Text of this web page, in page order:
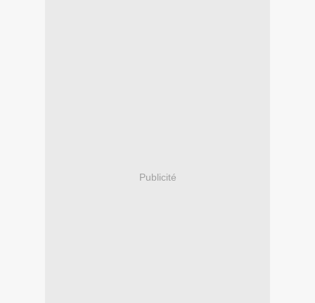
Publicité